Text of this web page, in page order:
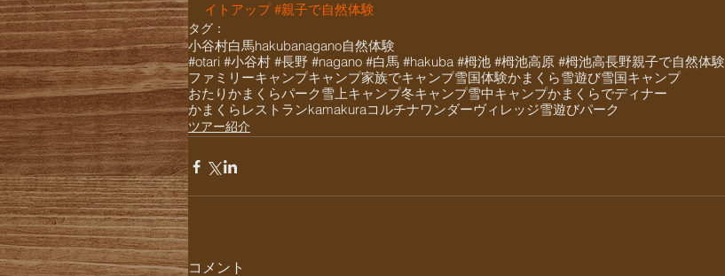
イトアップ #親子で自然体験
タグ：
小谷村白馬hakubanagano自然体験
#otari #小谷村 #長野 #nagano #白馬 #hakuba #栂池 #栂池高原 #栂池高長野親子で自然体験
ファミリーキャンプキャンプ家族でキャンプ雪国体験かまくら雪遊び雪国キャンプ
おたりかまくらパーク雪上キャンプ冬キャンプ雪中キャンプかまくらでディナー
かまくらレストランkamakuraコルチナワンダーヴィレッジ雪遊びパーク
ツアー紹介
コメント